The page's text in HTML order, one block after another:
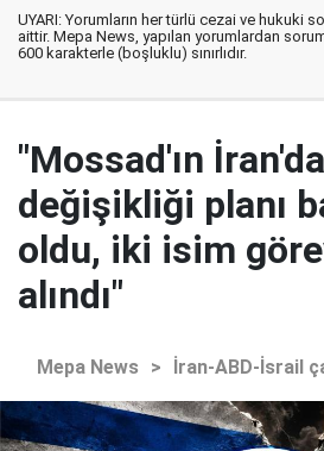
UYARI: Yorumların her türlü cezai ve hukuki
aittir. Mepa News, yapılan yorumlardan
600 karakterle (boşluklu) sınırlıdır.
"Mossad'ın
değişikliği planı
oldu, iki isim
alındı"
Mepa News > İran-ABD-İsrail